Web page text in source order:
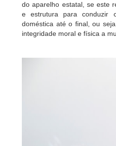
do aparelho estatal, se este
e estrutura para conduzir
doméstica até o final, ou
integridade moral e física a